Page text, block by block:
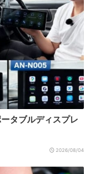
タブルディスプレ
2026/08/04